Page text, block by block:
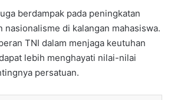
berdampak pada peningkatan
nasionalisme di kalangan mahasiswa.
TNI dalam menjaga keutuhan
lebih menghayati nilai-nilai
persatuan.